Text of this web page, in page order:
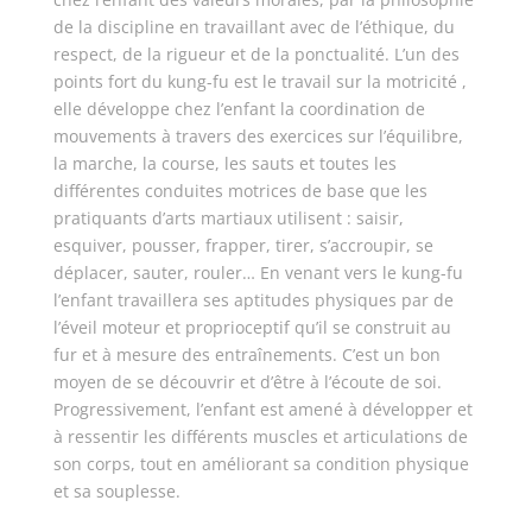
de la discipline en travaillant avec de l’éthique, du
respect, de la rigueur et de la ponctualité. L’un des
points fort du kung-fu est le travail sur la motricité ,
elle développe chez l’enfant la coordination de
mouvements à travers des exercices sur l’équilibre,
la marche, la course, les sauts et toutes les
différentes conduites motrices de base que les
pratiquants d’arts martiaux utilisent : saisir,
esquiver, pousser, frapper, tirer, s’accroupir, se
déplacer, sauter, rouler… En venant vers le kung-fu
l’enfant travaillera ses aptitudes physiques par de
l’éveil moteur et proprioceptif qu’il se construit au
fur et à mesure des entraînements. C’est un bon
moyen de se découvrir et d’être à l’écoute de soi.
Progressivement, l’enfant est amené à développer et
à ressentir les différents muscles et articulations de
son corps, tout en améliorant sa condition physique
et sa souplesse.